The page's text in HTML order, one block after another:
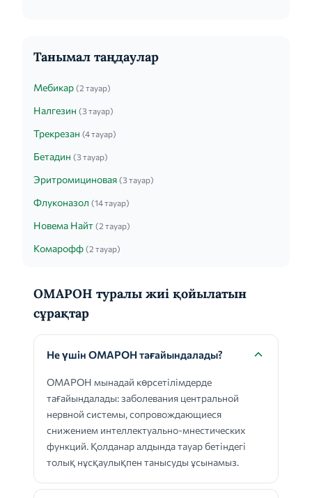
Танымал таңдаулар
Мебикар (2 тауар)
Налгезин (3 тауар)
Трекрезан (4 тауар)
Бетадин (3 тауар)
Эритромициновая (3 тауар)
Флуконазол (14 тауар)
Новема Найт (2 тауар)
Комарофф (2 тауар)
ОМАРОН туралы жиі қойылатын
сұрақтар
Не үшін ОМАРОН тағайындалады?
ОМАРОН мынадай көрсетілімдерде
тағайындалады: заболевания центральной
нервной системы, сопровождающиеся
снижением интеллектуально-мнестических
функций. Қолданар алдында тауар бетіндегі
толық нұсқаулықпен танысуды ұсынамыз.